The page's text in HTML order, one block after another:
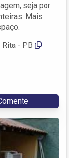
seja por
Mais
Rita - PB